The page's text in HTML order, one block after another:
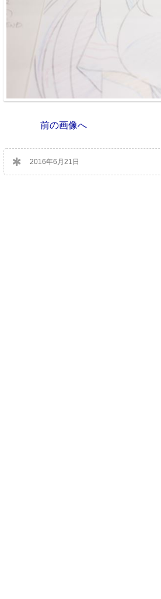
前の画像へ
2016年6月21日